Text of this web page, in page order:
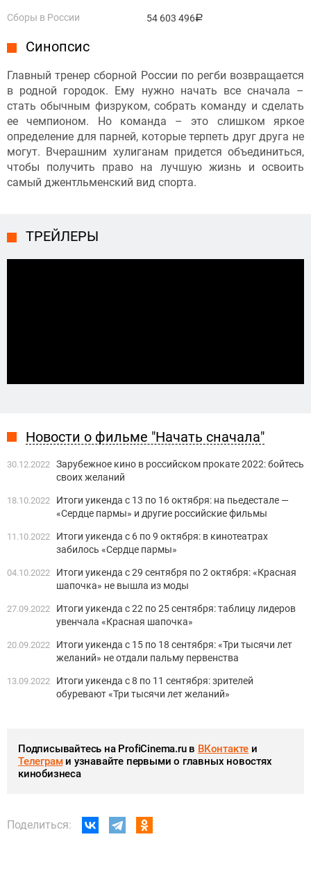
Сборы в России 54 603 496руб.
Синопсис
Главный тренер сборной России по регби возвращается
в родной городок. Ему нужно начать все сначала –
стать обычным физруком, собрать команду и сделать
ее чемпионом. Но команда – это слишком яркое
определение для парней, которые терпеть друг друга не
могут. Вчерашним хулиганам придется объединиться,
чтобы получить право на лучшую жизнь и освоить
самый джентльменский вид спорта.
ТРЕЙЛЕРЫ
Новости о фильме "Начать сначала"
30.12.2022 Зарубежное кино в российском прокате 2022: бойтесь
своих желаний
18.10.2022
Итоги уикенда с 13 по 16 октября: на пьедестале —
«Сердце пармы» и другие российские фильмы
11.10.2022
Итоги уикенда с 6 по 9 октября: в кинотеатрах
забилось «Сердце пармы»
04.10.2022
Итоги уикенда с 29 сентября по 2 октября: «Красная
шапочка» не вышла из моды
27.09.2022
Итоги уикенда с 22 по 25 сентября: таблицу лидеров
увенчала «Красная шапочка»
20.09.2022
Итоги уикенда с 15 по 18 сентября: «Три тысячи лет
желаний» не отдали пальму первенства
13.09.2022
Итоги уикенда с 8 по 11 сентября: зрителей
обуревают «Три тысячи лет желаний»
Подписывайтесь на ProfiCinema.ru в ВКонтакте и
Телеграми узнавайте первыми о главных новостях
кинобизнеса
Поделиться: